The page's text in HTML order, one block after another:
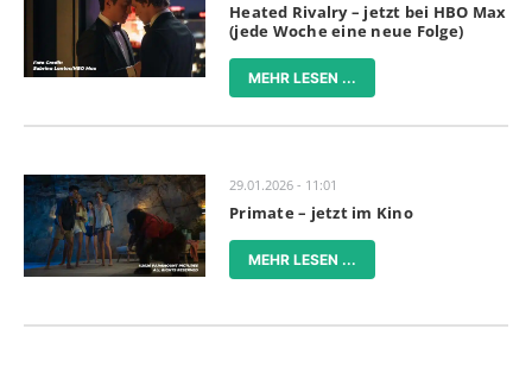
Heated Rivalry – jetzt bei HBO Max
(jede Woche eine neue Folge)
MEHR LESEN ...
29.01.2026 - 11:01
Primate – jetzt im Kino
MEHR LESEN ...